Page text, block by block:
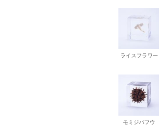
ライスフラワー
モミジバフウ